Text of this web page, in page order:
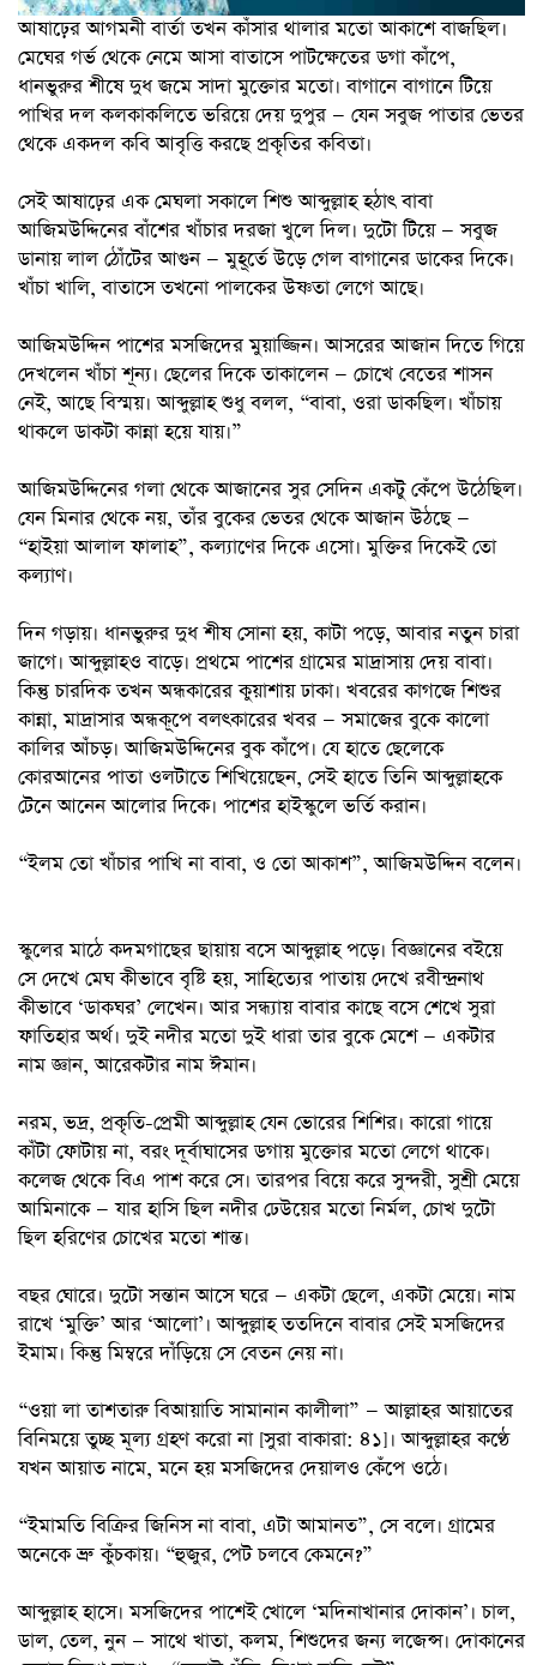
আষাঢ়ের আগমনী বার্তা তখন কাঁসার থালার মতো আকাশে বাজছিল।
মেঘের গর্ভ থেকে নেমে আসা বাতাসে পাটক্ষেতের ডগা কাঁপে,
ধানভুরুর শীষে দুধ জমে সাদা মুক্তোর মতো। বাগানে বাগানে টিয়ে
পাখির দল কলকাকলিতে ভরিয়ে দেয় দুপুর — যেন সবুজ পাতার ভেতর
থেকে একদল কবি আবৃত্তি করছে প্রকৃতির কবিতা।
সেই আষাঢ়ের এক মেঘলা সকালে শিশু আব্দুল্লাহ হঠাৎ বাবা
আজিমউদ্দিনের বাঁশের খাঁচার দরজা খুলে দিল। দুটো টিয়ে — সবুজ
ডানায় লাল ঠোঁটের আগুন — মুহূর্তে উড়ে গেল বাগানের ডাকের দিকে।
খাঁচা খালি, বাতাসে তখনো পালকের উষ্ণতা লেগে আছে।
আজিমউদ্দিন পাশের মসজিদের মুয়াজ্জিন। আসরের আজান দিতে গিয়ে
দেখলেন খাঁচা শূন্য। ছেলের দিকে তাকালেন — চোখে বেতের শাসন
নেই, আছে বিস্ময়। আব্দুল্লাহ শুধু বলল, “বাবা, ওরা ডাকছিল। খাঁচায়
থাকলে ডাকটা কান্না হয়ে যায়।”
আজিমউদ্দিনের গলা থেকে আজানের সুর সেদিন একটু কেঁপে উঠেছিল।
যেন মিনার থেকে নয়, তাঁর বুকের ভেতর থেকে আজান উঠছে —
“হাইয়া আলাল ফালাহ”, কল্যাণের দিকে এসো। মুক্তির দিকেই তো
কল্যাণ।
দিন গড়ায়। ধানভুরুর দুধ শীষ সোনা হয়, কাটা পড়ে, আবার নতুন চারা
জাগে। আব্দুল্লাহও বাড়ে। প্রথমে পাশের গ্রামের মাদ্রাসায় দেয় বাবা।
কিন্তু চারদিক তখন অন্ধকারের কুয়াশায় ঢাকা। খবরের কাগজে শিশুর
কান্না, মাদ্রাসার অন্ধকূপে বলৎকারের খবর — সমাজের বুকে কালো
কালির আঁচড়। আজিমউদ্দিনের বুক কাঁপে। যে হাতে ছেলেকে
কোরআনের পাতা ওলটাতে শিখিয়েছেন, সেই হাতে তিনি আব্দুল্লাহকে
টেনে আনেন আলোর দিকে। পাশের হাইস্কুলে ভর্তি করান।
“ইলম তো খাঁচার পাখি না বাবা, ও তো আকাশ”, আজিমউদ্দিন বলেন।
স্কুলের মাঠে কদমগাছের ছায়ায় বসে আব্দুল্লাহ পড়ে। বিজ্ঞানের বইয়ে
সে দেখে মেঘ কীভাবে বৃষ্টি হয়, সাহিত্যের পাতায় দেখে রবীন্দ্রনাথ
কীভাবে ‘ডাকঘর’ লেখেন। আর সন্ধ্যায় বাবার কাছে বসে শেখে সুরা
ফাতিহার অর্থ। দুই নদীর মতো দুই ধারা তার বুকে মেশে — একটার
নাম জ্ঞান, আরেকটার নাম ঈমান।
নরম, ভদ্র, প্রকৃতি-প্রেমী আব্দুল্লাহ যেন ভোরের শিশির। কারো গায়ে
কাঁটা ফোটায় না, বরং দূর্বাঘাসের ডগায় মুক্তোর মতো লেগে থাকে।
কলেজ থেকে বিএ পাশ করে সে। তারপর বিয়ে করে সুন্দরী, সুশ্রী মেয়ে
আমিনাকে — যার হাসি ছিল নদীর ঢেউয়ের মতো নির্মল, চোখ দুটো
ছিল হরিণের চোখের মতো শান্ত।
বছর ঘোরে। দুটো সন্তান আসে ঘরে — একটা ছেলে, একটা মেয়ে। নাম
রাখে ‘মুক্তি’ আর ‘আলো’। আব্দুল্লাহ ততদিনে বাবার সেই মসজিদের
ইমাম। কিন্তু মিম্বরে দাঁড়িয়ে সে বেতন নেয় না।
“ওয়া লা তাশতারু বিআয়াতি সামানান কালীলা” — আল্লাহর আয়াতের
বিনিময়ে তুচ্ছ মূল্য গ্রহণ করো না [সুরা বাকারা: ৪১]। আব্দুল্লাহর কণ্ঠে
যখন আয়াত নামে, মনে হয় মসজিদের দেয়ালও কেঁপে ওঠে।
“ইমামতি বিক্রির জিনিস না বাবা, এটা আমানত”, সে বলে। গ্রামের
অনেকে ভ্রু কুঁচকায়। “হুজুর, পেট চলবে কেমনে?”
আব্দুল্লাহ হাসে। মসজিদের পাশেই খোলে ‘মদিনাখানার দোকান’। চাল,
ডাল, তেল, নুন — সাথে খাতা, কলম, শিশুদের জন্য লজেন্স। দোকানের